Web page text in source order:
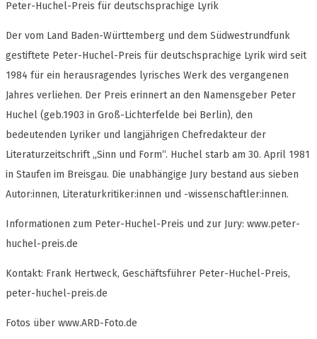
Peter-Huchel-Preis für deutschsprachige Lyrik
Der vom Land Baden-Württemberg und dem Südwestrundfunk
gestiftete Peter-Huchel-Preis für deutschsprachige Lyrik wird seit
1984 für ein herausragendes lyrisches Werk des vergangenen
Jahres verliehen. Der Preis erinnert an den Namensgeber Peter
Huchel (geb.1903 in Groß-Lichterfelde bei Berlin), den
bedeutenden Lyriker und langjährigen Chefredakteur der
Literaturzeitschrift „Sinn und Form“. Huchel starb am 30. April 1981
in Staufen im Breisgau. Die unabhängige Jury bestand aus sieben
Autor:innen, Literaturkritiker:innen und -wissenschaftler:innen.
Informationen zum Peter-Huchel-Preis und zur Jury: www.peter-
huchel-preis.de
Kontakt: Frank Hertweck, Geschäftsführer Peter-Huchel-Preis,
peter-huchel-preis.de
Fotos über www.ARD-Foto.de